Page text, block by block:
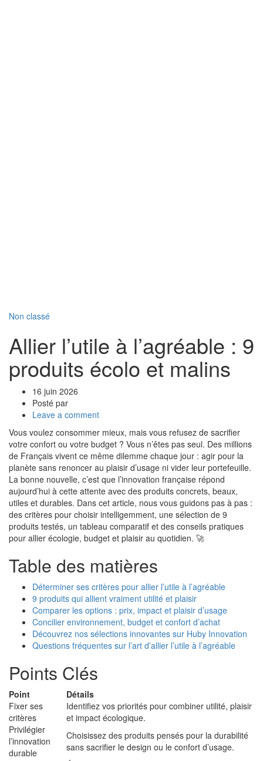
Non classé
Allier l’utile à l’agréable : 9
produits écolo et malins
16 juin 2026
Posté par
Leave a comment
Vous voulez consommer mieux, mais vous refusez de sacrifier
votre confort ou votre budget ? Vous n’êtes pas seul. Des millions
de Français vivent ce même dilemme chaque jour : agir pour la
planète sans renoncer au plaisir d’usage ni vider leur portefeuille.
La bonne nouvelle, c’est que l’innovation française répond
aujourd’hui à cette attente avec des produits concrets, beaux,
utiles et durables. Dans cet article, nous vous guidons pas à pas :
des critères pour choisir intelligemment, une sélection de 9
produits testés, un tableau comparatif et des conseils pratiques
pour allier écologie, budget et plaisir au quotidien. 🚀
Table des matières
Déterminer ses critères pour allier l’utile à l’agréable
9 produits qui allient vraiment utilité et plaisir
Comparer les options : prix, impact et plaisir d’usage
Concilier environnement, budget et confort d’achat
Découvrez nos sélections innovantes sur Huby Innovation
Questions fréquentes sur l’art d’allier l’utile à l’agréable
Points Clés
Point
Détails
Fixer ses
critères
Identifiez vos priorités pour combiner utilité, plaisir
et impact écologique.
Privilégier
l’innovation
durable
Choisissez des produits pensés pour la durabilité
sans sacrifier le design ou le confort d’usage.